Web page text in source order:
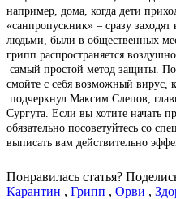
например, дома, когда дети
«санпропускник» – сразу
людьми, были в общественных
грипп распространяется
самый простой метод защиты.
смойте с себя возможный вирус,
подчеркнул Максим Слепов,
Сургута. Если вы хотите начать
обязательно посоветуйтесь со
выписать вам действительно
Понравилась статья?
Карантин , Грипп , Орви ,